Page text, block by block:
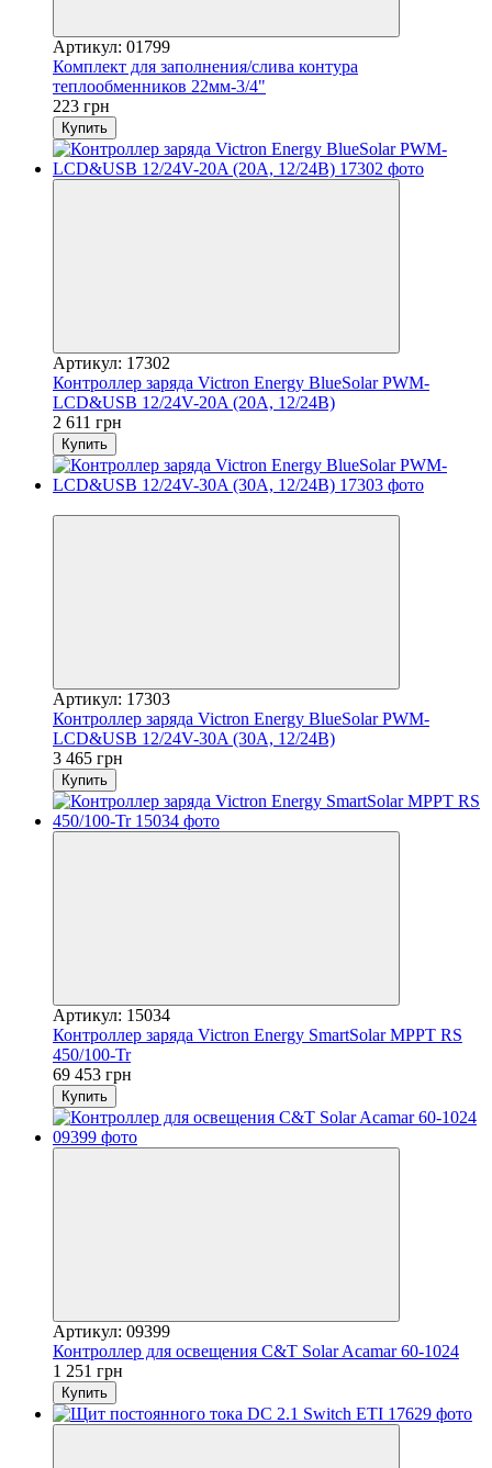
Артикул: 01799
Комплект для заполнения/слива контура
теплообменников 22мм-3/4"
223 грн
Купить
Артикул: 17302
Контроллер заряда Victron Energy BlueSolar PWM-
LCD&USB 12/24V-20A (20A, 12/24В)
2 611 грн
Купить
Артикул: 17303
Контроллер заряда Victron Energy BlueSolar PWM-
LCD&USB 12/24V-30A (30A, 12/24В)
3 465 грн
Купить
Артикул: 15034
Контроллер заряда Victron Energy SmartSolar MPPT RS
450/100-Tr
69 453 грн
Купить
Артикул: 09399
Контроллер для освещения C&T Solar Acamar 60-1024
1 251 грн
Купить